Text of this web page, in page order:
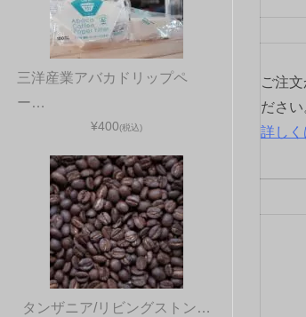
ご注
ださ
詳しく
三洋産業アバカドリップペ
ー…
¥400(税込)
タンザニア/リビングストン…